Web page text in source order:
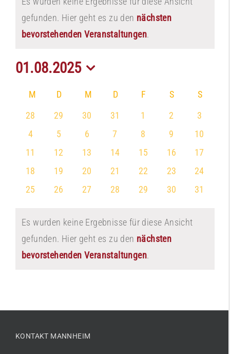
Hinweis
gefunden. Hier geht es zu den nächsten
bevorstehenden Veranstaltungen.
01.08.2025
wählen.
Kalender
von
M MONTAG
D DIENSTAG
M MITTWOCH
D DONNERSTAG
F FREITAG
S SAMSTAG
S
0
28
0
29
0
30
0
31
0
1
0
2
0
3
0
4
0
5
0
6
0
7
0
8
0
9
0
10
0
11
0
12
0
13
0
14
0
15
0
16
0
17
0
18
0
19
0
20
0
21
0
22
0
23
0
24
0
25
0
26
0
27
0
28
0
29
0
30
0
31
Hinweis
Es wurden keine Ergebnisse für diese Ansicht
gefunden. Hier geht es zu den nächsten
bevorstehenden Veranstaltungen.
KONTAKT MANNHEIM